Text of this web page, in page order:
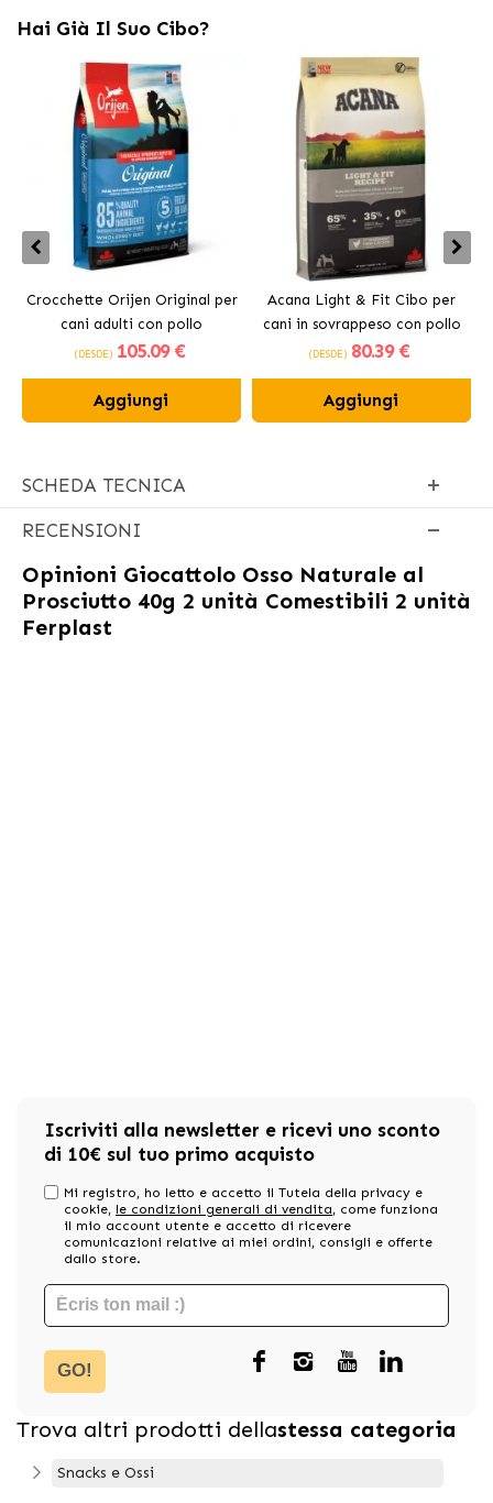
Hai Già Il Suo Cibo?
Crocchette Orijen Original per
cani adulti con pollo
(DESDE) 105.09 €
Aggiungi
Acana Light & Fit Cibo per
cani in sovrappeso con pollo
fresco
(DESDE) 80.39 €
Aggiungi
SCHEDA TECNICA
RECENSIONI
Opinioni Giocattolo Osso Naturale al
Prosciutto 40g 2 unità Comestibili 2 unità
Ferplast
Iscriviti alla newsletter e ricevi uno sconto
di 10€ sul tuo primo acquisto
Mi registro, ho letto e accetto il Tutela della privacy e
cookie, le condizioni generali di vendita, come funziona
il mio account utente e accetto di ricevere
comunicazioni relative ai miei ordini, consigli e offerte
dallo store.
GO!
Trova altri prodotti dellastessa categoria
Snacks e Ossi